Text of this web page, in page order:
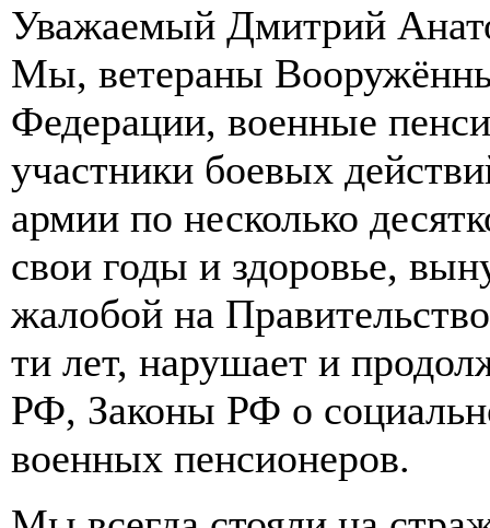
Уважаемый Дмитрий
Мы, ветераны
Федерации, военные
участники боевых
армии по несколько
свои годы и здоровье,
жалобой на
ти лет, нарушает и
РФ, Законы РФ о
военных пенсионеров.